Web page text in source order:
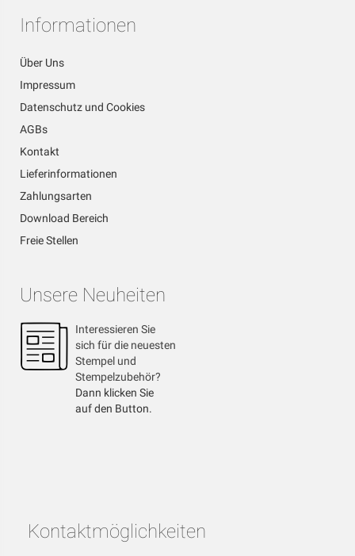
Informationen
Über Uns
Impressum
Datenschutz und Cookies
AGBs
Kontakt
Lieferinformationen
Zahlungsarten
Download Bereich
Freie Stellen
Unsere Neuheiten
Interessieren Sie
sich für die neuesten
Stempel und
Stempelzubehör?
Dann klicken Sie
auf den Button.
Kontaktmöglichkeiten